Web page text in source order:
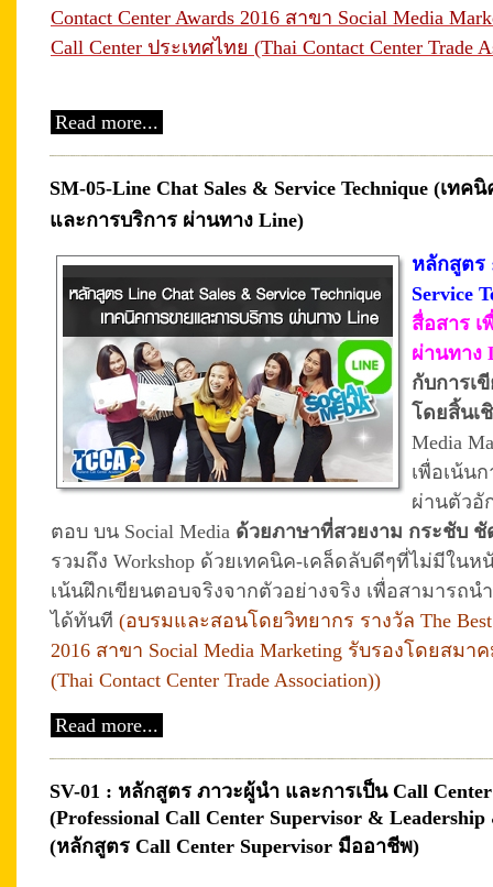
Contact Center Awards 2016 สาขา Social Media
Call Center ประเทศไทย (Thai Contact Center Trade
Read more...
SM-05-Line Chat Sales & Service Technique (เท
และการบริการ ผ่านทาง Line)
หลักสูตร
Service
สื่อสาร เ
ผ่านทาง
กับการเ
โดยสิ้นเ
Media
เพื่อเน้น
ผ่านตัวอั
ตอบ บน Social Media ด้วยภาษาที่สวยงาม กระชับ
รวมถึง Workshop ด้วยเทคนิค-เคล็ดลับดีๆที่ไม่มีในห
เน้นฝึกเขียนตอบจริงจากตัวอย่างจริง เพื่อสามารถน
ได้ทันที (อบรมและสอนโดยวิทยากร รางวัล The Best
2016 สาขา Social Media Marketing รับรองโดยสมา
(Thai Contact Center Trade Association))
Read more...
SV-01 : หลักสูตร ภาวะผู้นำ และการเป็น Call
(Professional Call Center Supervisor &
(หลักสูตร Call Center Supervisor มืออาชีพ)